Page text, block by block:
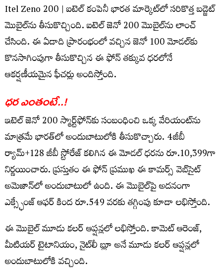
Itel Zeno 200 | ఐటెల్ కంపెనీ భారత మార్కెట్‌లో సరికొత్త బడ్జెట్
మొబైల్‌ను తీసుకొచ్చింది. ఐటెల్ జెనో 200 మొబైల్‌ను లాంచ్
చేసింది. ఈ ఏడాది ప్రారంభంలో వచ్చిన జెనో 100 మోడల్‌కు
కొనసాగింపుగా తీసుకొచ్చిన ఈ ఫోన్‌ తక్కువ ధరలోనే
ఆకర్షణీయమైన ఫీచర్లు అందిస్తోంది.
ధర ఎంతంటే..!
ఇటెల్ జెనో 200 స్మార్ట్‌ఫోన్‌కు సంబంధించి ఒక్క వేరియంట్‌ను
మాత్రమే భారత్‌లో అందుబాటులోకి తీసుకొచ్చారు. 4జీబీ
ర్యామ్+128 జీబీ స్టోరేజ్ కలిగిన ఈ మోడల్ ధరను రూ.10,399గా
నిర్ణయించారు. ప్రస్తుతం ఈ ఫోన్ ప్రముఖ ఈ కామర్స్ వెబ్‌సైట్
అమెజాన్‌లో అందుబాటులో ఉంది. ఈ మొబైల్‌పై అదనంగా
ఎక్స్ఛేంజ్ ఆఫర్ కింద రూ.549 వరకు తగ్గింపు కూడా లభిస్తోంది.
ఈ మొబైల్ మూడు కలర్ ఆప్షన్లలో లభిస్తోంది. కామెట్ ఆరెంజ్,
మీటియర్ టైటానియం, నైట్‌లీ బ్లూ అనే మూడు కలర్ ఆప్షన్లలో
అందుబాటులోకి వచ్చింది.